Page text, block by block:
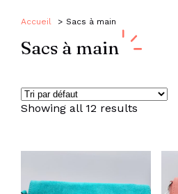
Accueil Sacs à main
Sacs à main
Showing all 12 results